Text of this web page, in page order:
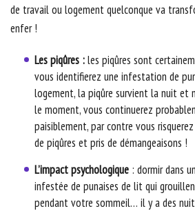
de travail ou logement quelconque va
enfer !
Les piqûres :les piqûres sont
vous identifierez une infestation de
logement, la piqûre survient la nuit et
le moment, vous continuerez
paisiblement, par contre vous
de piqûres et pris de démangeaisons !
L’impact psychologique : dormir dans
infestée de punaises de lit qui
pendant votre sommeil… il y a des